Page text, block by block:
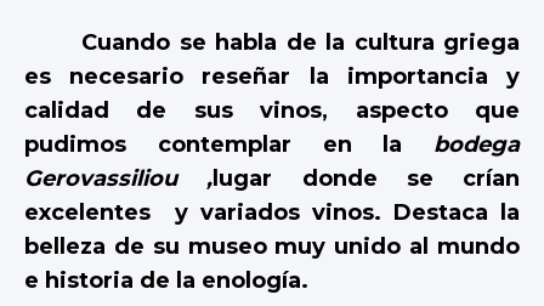
Cuando se habla de la cultura griega
es necesario reseñar la importancia y
calidad de sus vinos, aspecto que
pudimos contemplar en la bodega
Gerovassiliou , lugar donde se crían
excelentes
y variados vinos. Destaca la
belleza de su museo muy unido al mundo
e historia de la enología.